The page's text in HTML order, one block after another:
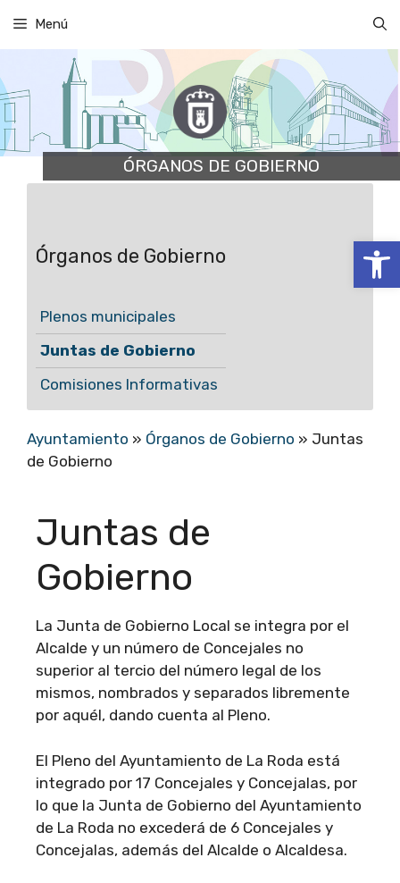
Abrir
contenido
Menú
ÓRGANOS DE GOBIERNO
Ayuntamiento » Órganos de Gobierno » Juntas
de Gobierno
Juntas de
Gobierno
La Junta de Gobierno Local se integra por el
Alcalde y un número de Concejales no
superior al tercio del número legal de los
mismos, nombrados y separados libremente
por aquél, dando cuenta al Pleno.
El Pleno del Ayuntamiento de La Roda está
integrado por 17 Concejales y Concejalas, por
lo que la Junta de Gobierno del Ayuntamiento
de La Roda no excederá de 6 Concejales y
Concejalas, además del Alcalde o Alcaldesa.
Órganos de Gobierno
Plenos municipales
Juntas de Gobierno
Comisiones Informativas